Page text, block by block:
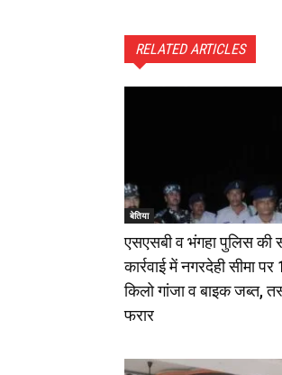
RELATED ARTICLES
बेतिया
एसएसबी व भंगहा पुलिस की
कार्रवाई में नगरदेही सीमा पर
किलो गांजा व बाइक जब्त,
फरार